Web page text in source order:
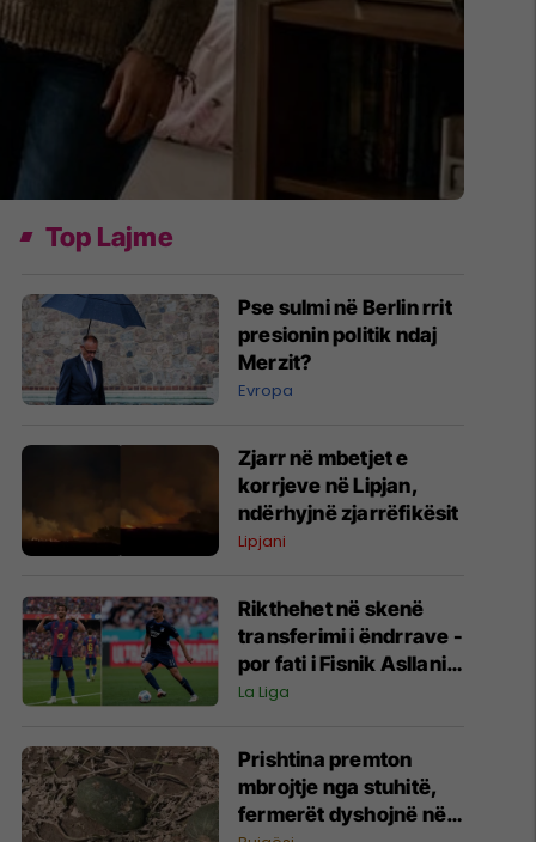
Top Lajme
Pse sulmi në Berlin rrit
presionin politik ndaj
Merzit?
Evropa
Zjarr në mbetjet e
korrjeve në Lipjan,
ndërhyjnë zjarrëfikësit
Lipjani
Rikthehet në skenë
transferimi i ëndrrave -
por fati i Fisnik Asllanit
vazhdon të varet nga
La Liga
Prishtina premton
mbrojtje nga stuhitë,
fermerët dyshojnë në